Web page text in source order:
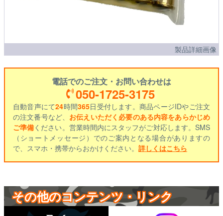
製品詳細画像
電話でのご注文・お問い合わせは
050-1725-3175
自動音声にて24時間365日受付します。商品ページIDやご注文
の注文番号など、 お伝えいただく必要のある内容をあらかじめ
ご準備ください。営業時間内にスタッフがご対応します。SMS
（ショートメッセージ）でのご案内となる場合がありますの
で、スマホ・携帯からおかけください。 詳しくはこちら
その他のコンテンツ・リンク